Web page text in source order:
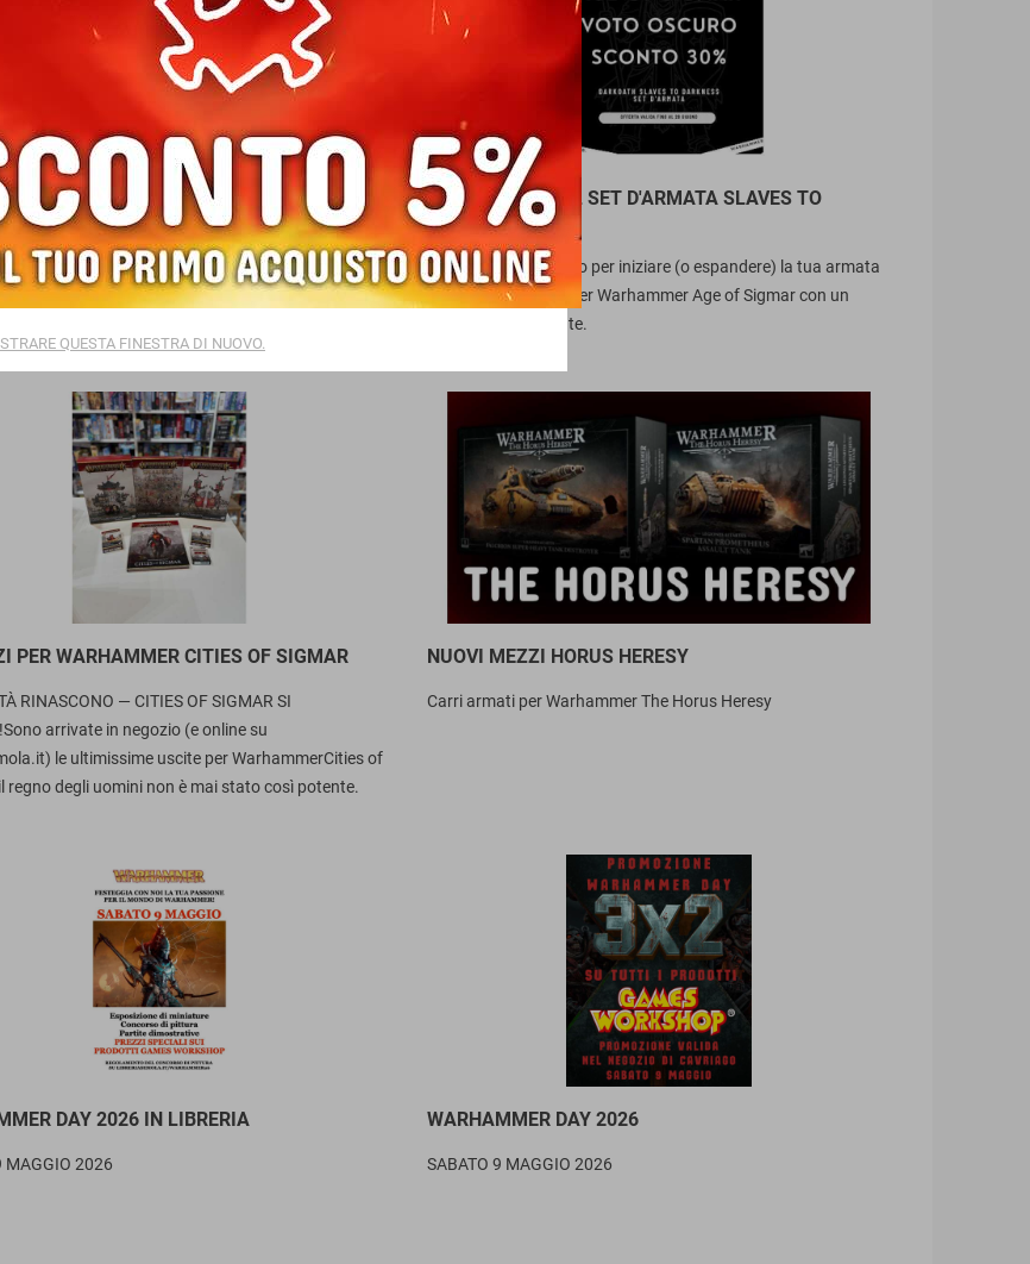
PER GLI EDONITI DI SLAANESH
uscite per servire Slaanesh: manuali e carte in italiano,
set di armata e varie miniature!
SCONTO 30% SUL SET D'ARMATA SLAVES TO
DARKNESS!
E' il momento perfetto per iniziare (o espandere) la tua armata
Slaves to Darkness per Warhammer Age of Sigmar con un
risparmio importante.
PER WARHAMMER CITIES OF SIGMAR
RINASCONO — CITIES OF SIGMAR SI
arrivate in negozio (e online su
le ultimissime uscite per WarhammerCities of
regno degli uomini non è mai stato così potente.
NUOVI MEZZI HORUS HERESY
Carri armati per Warhammer The Horus Heresy
DAY 2026 IN LIBRERIA
MAGGIO 2026
WARHAMMER DAY 2026
SABATO 9 MAGGIO 2026
QUESTA FINESTRA DI NUOVO.